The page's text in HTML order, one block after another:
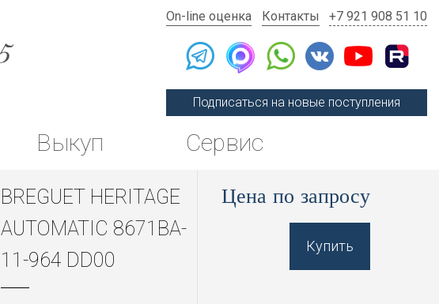
On-line оценка Контакты +7 921 908 51 10
Подписаться на новые поступления
Выкуп Сервис
BREGUET HERITAGE
AUTOMATIC 8671BA-
11-964 DD00
Цена по запросу
Купить